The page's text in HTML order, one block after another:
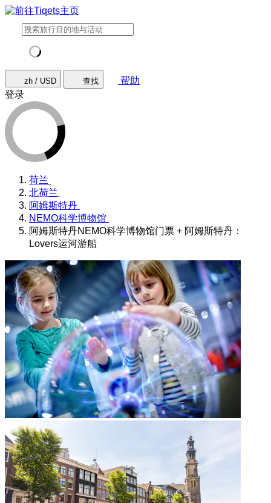
zh / USD 查找
帮助
登录
荷兰
北荷兰
阿姆斯特丹
NEMO科学博物馆
阿姆斯特丹NEMO科学博物馆门票 + 阿姆斯特丹：
Lovers运河游船